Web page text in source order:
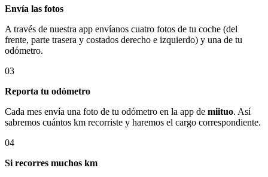
Envía las fotos
A través de nuestra app envíanos cuatro fotos de tu coche (del
frente, parte trasera y costados derecho e izquierdo) y una de tu
odómetro.
03
Reporta tu odómetro
Cada mes envía una foto de tu odómetro en la app de miituo. Así
sabremos cuántos km recorriste y haremos el cargo correspondiente.
04
Si recorres muchos km